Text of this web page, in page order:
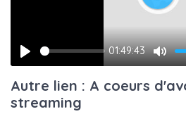
Play
01:49:43
Mute
Play
Autre lien : A coeurs
streaming